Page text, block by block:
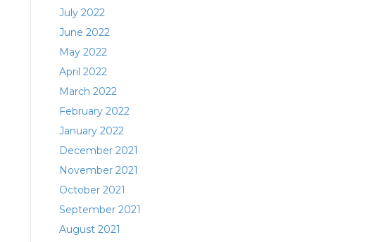
July 2022
June 2022
May 2022
April 2022
March 2022
February 2022
January 2022
December 2021
November 2021
October 2021
September 2021
August 2021